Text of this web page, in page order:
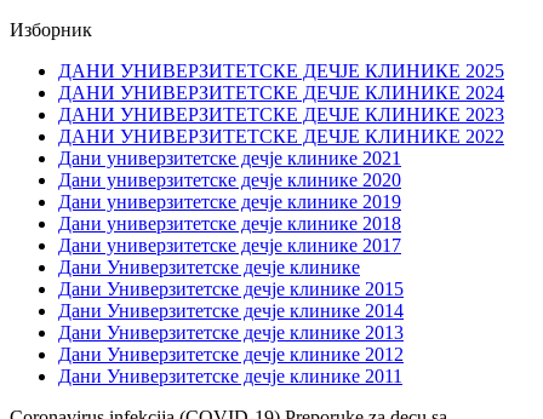
Изборник
ДАНИ УНИВЕРЗИТЕТСКЕ ДЕЧЈЕ КЛИНИКЕ 2025
ДАНИ УНИВЕРЗИТЕТСКЕ ДЕЧЈЕ КЛИНИКЕ 2024
ДАНИ УНИВЕРЗИТЕТСКЕ ДЕЧЈЕ КЛИНИКЕ 2023
ДАНИ УНИВЕРЗИТЕТСКЕ ДЕЧЈЕ КЛИНИКЕ 2022
Дани универзитетске дечје клинике 2021
Дани универзитетске дечје клинике 2020
Дани универзитетске дечје клинике 2019
Дани универзитетске дечје клинике 2018
Дани универзитетске дечје клинике 2017
Дани Универзитетске дечје клинике
Дани Универзитетске дечје клинике 2015
Дани Универзитетске дечје клинике 2014
Дани Универзитетске дечје клинике 2013
Дани Универзитетске дечје клинике 2012
Дани Универзитетске дечје клинике 2011